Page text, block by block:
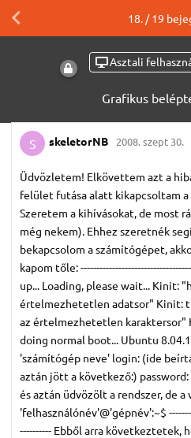
Asztali
Grafikus
18. /19
S skeletorNB 2008. szept 30.
Üdvözletem! Elkövettem azt a
felület futása alatt kikapcsoltam
Szeretem a kihívásokat, de most
még nekem). Ehhez szeretnék
bekapcsolom a számítógépet,
kapom tőle:
up... Loading, please wait... Kinit:
értelmezhetetlen adatsor" Kinit:
az értelmezhetetlen karaktersor"
doing normal boot... Ubuntu
'számítógép neve' login: (ide
aztán jött a következő:)
és aztán üdvözölt a rendszer, de
'felhasználónév'@'gépnév':~$
---------- Ebből arra következtetek,